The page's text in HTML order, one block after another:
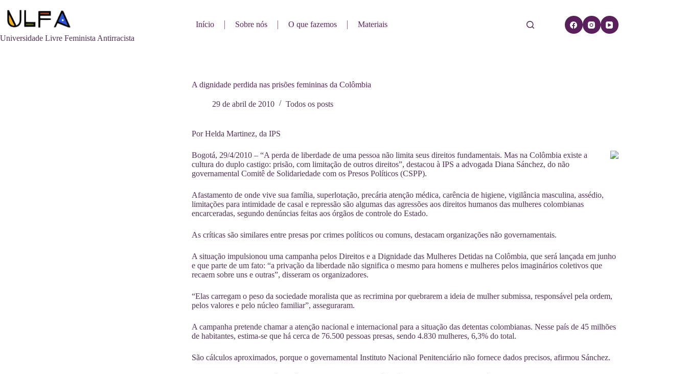
para
Universidade Livre Feminista Antirracista
Início Sobre nós O que fazemos Materiais
A dignidade perdida nas prisões femininas da Colômbia
29 de abril de 2010 Todos os posts
Por Helda Martinez, da IPS
Bogotá, 29/4/2010 – “A perda de liberdade de uma pessoa não limita seus direitos fundamentais. Mas na Colômbia existe a
cultura do duplo castigo: prisão, com limitação de outros direitos”, destacou à IPS a advogada Diana Sánchez, do não
governamental Comitê de Solidariedade com os Presos Políticos (CSPP).
Afastamento de onde vive sua família, superlotação, precária atenção médica, carência de higiene, vigilância masculina, assédio,
limitações para intimidade de casal e repressão são algumas das agressões aos direitos humanos das mulheres colombianas
encarceradas, segundo denúncias feitas aos órgãos de controle do Estado.
As críticas são similares entre presas por crimes políticos ou comuns, destacam organizações não governamentais.
A situação impulsionou uma campanha pelos Direitos e a Dignidade das Mulheres Detidas na Colômbia, que será lançada em junho
e que parte de um fato: “a privação da liberdade não significa o mesmo para homens e mulheres pelos imaginários coletivos que
recaem sobre uns e outras”, disseram os organizadores.
“Elas carregam o peso da sociedade moralista que as recrimina por quebrarem a ideia de mulher submissa, responsável pela ordem,
pelos valores e pelo núcleo familiar”, asseguraram.
A campanha pretende chamar a atenção nacional e internacional para a situação das detentas colombianas. Nesse país de 45 milhões
de habitantes, estima-se que há cerca de 76.500 pessoas presas, sendo 4.830 mulheres, 6,3% do total.
São cálculos aproximados, porque o governamental Instituto Nacional Penitenciário não fornece dados precisos, afirmou Sánchez.